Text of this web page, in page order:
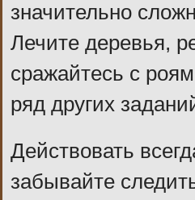
значительно
Лечите деревья,
сражайтесь с
ряд других
Действовать
забывайте